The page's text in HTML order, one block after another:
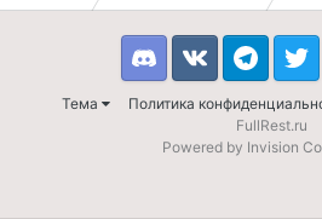
Тема Политика
DiscordVK Telegram
FullRest.ru
Powered by Invision